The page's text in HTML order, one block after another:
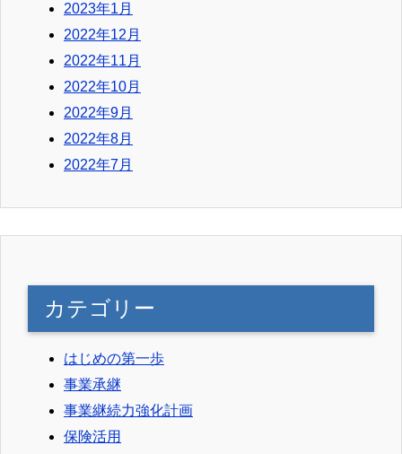
2023年1月
2022年12月
2022年11月
2022年10月
2022年9月
2022年8月
2022年7月
カテゴリー
はじめの第一歩
事業承継
事業継続力強化計画
保険活用